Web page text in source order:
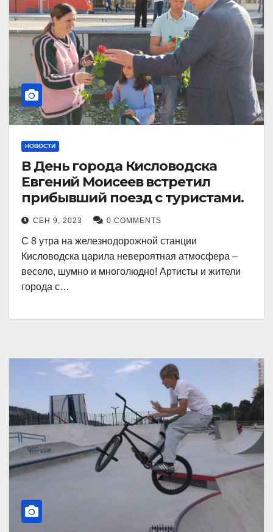
НОВОСТИ
В День города Кисловодска
Евгений Моисеев встретил
прибывший поезд с туристами.
СЕН 9, 2023 0 COMMENTS
С 8 утра на железнодорожной станции
Кисловодска царила невероятная атмосфера –
весело, шумно и многолюдно! Артисты и жители
города с…